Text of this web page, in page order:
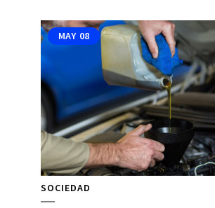
MAY 08
SOCIEDAD